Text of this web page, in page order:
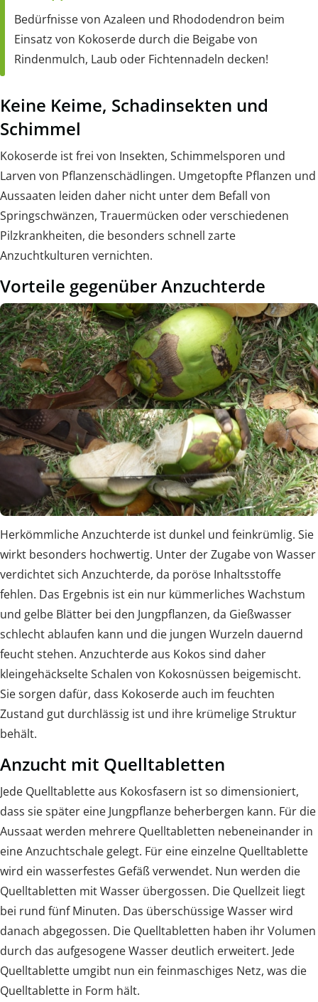
Bedürfnisse von Azaleen und Rhododendron beim
Einsatz von Kokoserde durch die Beigabe von
Rindenmulch, Laub oder Fichtennadeln decken!
Keine Keime, Schadinsekten und
Schimmel
Kokoserde ist frei von Insekten, Schimmelsporen und
Larven von Pflanzenschädlingen. Umgetopfte Pflanzen und
Aussaaten leiden daher nicht unter dem Befall von
Springschwänzen, Trauermücken oder verschiedenen
Pilzkrankheiten, die besonders schnell zarte
Anzuchtkulturen vernichten.
Vorteile gegenüber Anzuchterde
Herkömmliche Anzuchterde ist dunkel und feinkrümlig. Sie
wirkt besonders hochwertig. Unter der Zugabe von Wasser
verdichtet sich Anzuchterde, da poröse Inhaltsstoffe
fehlen. Das Ergebnis ist ein nur kümmerliches Wachstum
und gelbe Blätter bei den Jungpflanzen, da Gießwasser
schlecht ablaufen kann und die jungen Wurzeln dauernd
feucht stehen. Anzuchterde aus Kokos sind daher
kleingehäckselte Schalen von Kokosnüssen beigemischt.
Sie sorgen dafür, dass Kokoserde auch im feuchten
Zustand gut durchlässig ist und ihre krümelige Struktur
behält.
Anzucht mit Quelltabletten
Jede Quelltablette aus Kokosfasern ist so dimensioniert,
dass sie später eine Jungpflanze beherbergen kann. Für die
Aussaat werden mehrere Quelltabletten nebeneinander in
eine Anzuchtschale gelegt. Für eine einzelne Quelltablette
wird ein wasserfestes Gefäß verwendet. Nun werden die
Quelltabletten mit Wasser übergossen. Die Quellzeit liegt
bei rund fünf Minuten. Das überschüssige Wasser wird
danach abgegossen. Die Quelltabletten haben ihr Volumen
durch das aufgesogene Wasser deutlich erweitert. Jede
Quelltablette umgibt nun ein feinmaschiges Netz, was die
Quelltablette in Form hält.